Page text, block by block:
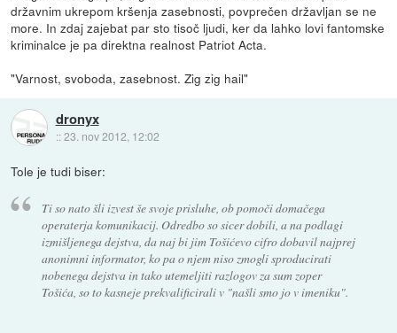
državnim ukrepom kršenja zasebnosti, povprečen državljan se ne
more. In zdaj zajebat par sto tisoč ljudi, ker da lahko lovi fantomske
kriminalce je pa direktna realnost Patriot Acta.
"Varnost, svoboda, zasebnost. Zig zig hail"
dronyx
::23. nov 2012, 12:02
Tole je tudi biser:
Ti so nato šli izvest še svoje prisluhe, ob pomoči domačega
operaterja komunikacij. Odredbo so sicer dobili, a na podlagi
izmišljenega dejstva, da naj bi jim Tošićevo cifro dobavil najprej
anonimni informator, ko pa o njem niso zmogli sproducirati
nobenega dejstva in tako utemeljiti razlogov za sum zoper
Tošića, so to kasneje prekvalificirali v "našli smo jo v imeniku".